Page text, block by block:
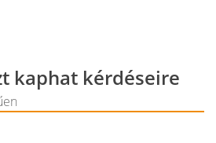
kaphat kérdéseire